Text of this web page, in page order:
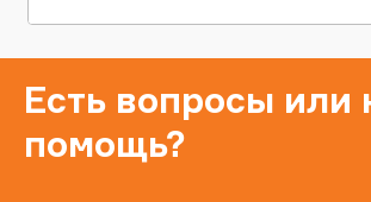
Есть вопросы или
помощь?